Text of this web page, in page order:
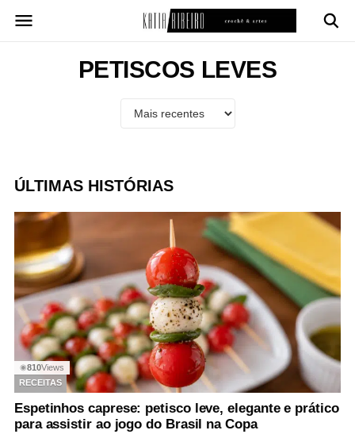
para
PETISCOS LEVES
ÚLTIMAS HISTÓRIAS
◉810Views
RECEITAS
Espetinhos caprese: petisco leve, elegante e prático
para assistir ao jogo do Brasil na Copa